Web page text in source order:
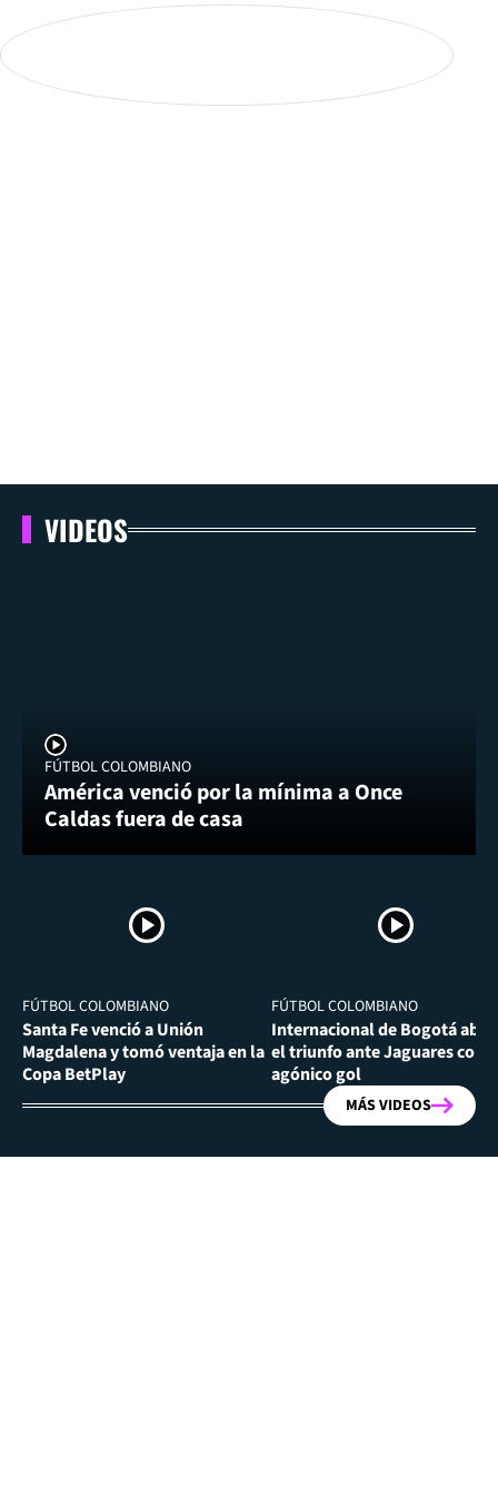
VIDEOS
FÚTBOL COLOMBIANO
América venció por la mínima a Once
Caldas fuera de casa
FÚTBOL COLOMBIANO
Santa Fe venció a Unión
Magdalena y tomó ventaja en la
Copa BetPlay
FÚTBOL COLOMBIANO
Internacional de Bogotá
el triunfo ante Jaguares con
agónico gol
MÁS VIDEOS